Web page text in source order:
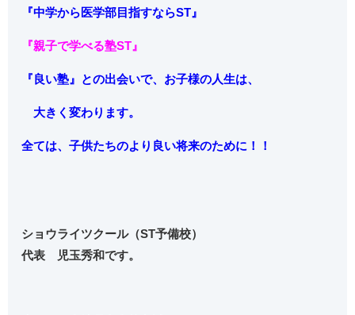
『中学から医学部目指すならST』
『親子で学べる塾ST』
『良い塾』との出会いで、お子様の人生は、
大きく変わります。
全ては、子供たちのより良い将来のために！！
ショウライツクール（ST予備校）
代表 児玉秀和です。